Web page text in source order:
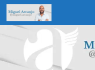
Skip to content